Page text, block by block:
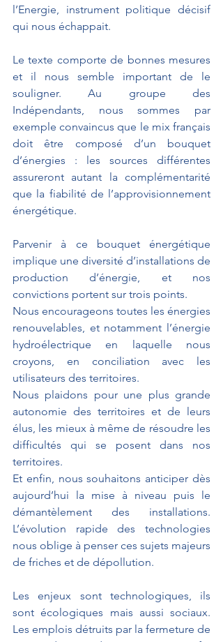
l’Energie, instrument politique décisif
qui nous échappait.
Le texte comporte de bonnes mesures
et il nous semble important de le
souligner. Au groupe des
Indépendants, nous sommes par
exemple convaincus que le mix français
doit être composé d’un bouquet
d’énergies : les sources différentes
assureront autant la complémentarité
que la fiabilité de l’approvisionnement
énergétique.
Parvenir à ce bouquet énergétique
implique une diversité d’installations de
production d’énergie, et nos
convictions portent sur trois points.
Nous encourageons toutes les énergies
renouvelables, et notamment l’énergie
hydroélectrique en laquelle nous
croyons, en conciliation avec les
utilisateurs des territoires.
Nous plaidons pour une plus grande
autonomie des territoires et de leurs
élus, les mieux à même de résoudre les
difficultés qui se posent dans nos
territoires.
Et enfin, nous souhaitons anticiper dès
aujourd’hui la mise à niveau puis le
démantèlement des installations.
L’évolution rapide des technologies
nous oblige à penser ces sujets majeurs
de friches et de dépollution.
Les enjeux sont technologiques, ils
sont écologiques mais aussi sociaux.
Les emplois détruits par la fermeture de